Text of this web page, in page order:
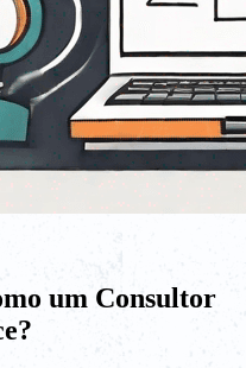
um Consultor